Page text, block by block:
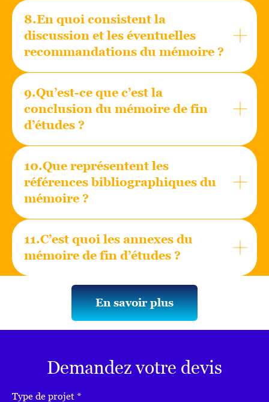
8.En quoi consistent la
discussion et les éventuelles
recommandations du mémoire ?
9.Qu’est-ce que c’est la
conclusion du mémoire de fin
d’études ?
10.Que représentent les
références bibliographiques du
mémoire ?
11.C’est quoi les annexes du
mémoire de fin d’études ?
En savoir plus
Demandez votre devis
Type de projet *